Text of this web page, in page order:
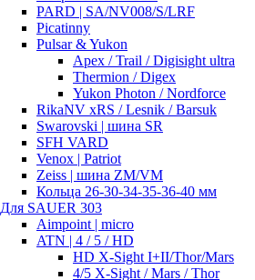
PARD | SA/NV008/S/LRF
Picatinny
Pulsar & Yukon
Apex / Trail / Digisight ultra
Thermion / Digex
Yukon Photon / Nordforce
RikaNV xRS / Lesnik / Barsuk
Swarovski | шина SR
SFH VARD
Venox | Patriot
Zeiss | шина ZM/VM
Кольца 26-30-34-35-36-40 мм
Для SAUER 303
Aimpoint | micro
ATN | 4 / 5 / HD
HD X-Sight I+II/Thor/Mars
4/5 X-Sight / Mars / Thor